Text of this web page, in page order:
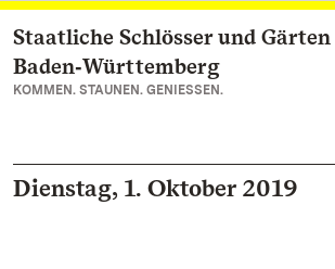
Zum Hauptinhalt springen
Staatliche Schlösser und Gärten
Baden‑Württemberg
KOMMEN. STAUNEN. GENIESSEN.
Dienstag, 1. Oktober 2019